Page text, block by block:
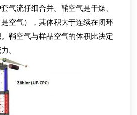
气流仔细合并。鞘空气是干燥、
空气），其体积大于连续在闭环
鞘空气与样品空气的体积比决定
。